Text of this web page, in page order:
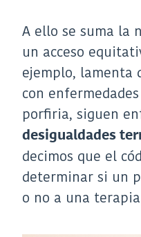
A ello se suma la
un acceso
ejemplo, lamenta
con
porfiria, siguen
desigualdades
decimos que el
determinar si un
o no a una